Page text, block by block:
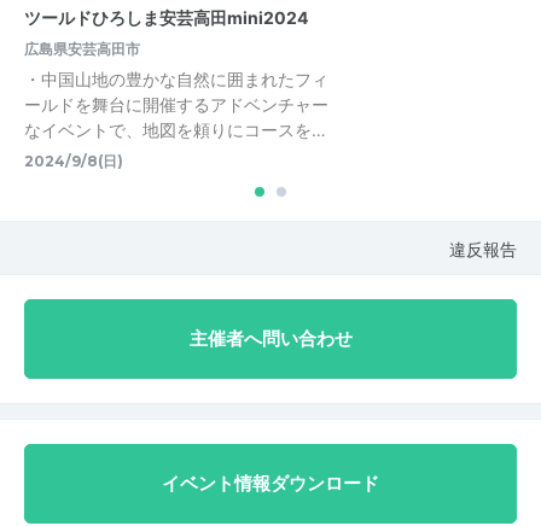
ツールドひろしま安芸高田mini2024
広島県安芸高田市
・中国山地の豊かな自然に囲まれたフィ
ールドを舞台に開催するアドベンチャー
なイベントで、地図を頼りにコースを…
2024/9/8(日)
違反報告
主催者へ問い合わせ
イベント情報ダウンロード